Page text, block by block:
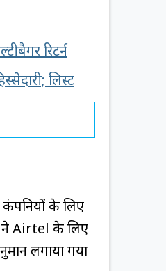
रिटर्न
लिस्ट
कंपनियों के लिए
ने Airtel के लिए
लगाया गया